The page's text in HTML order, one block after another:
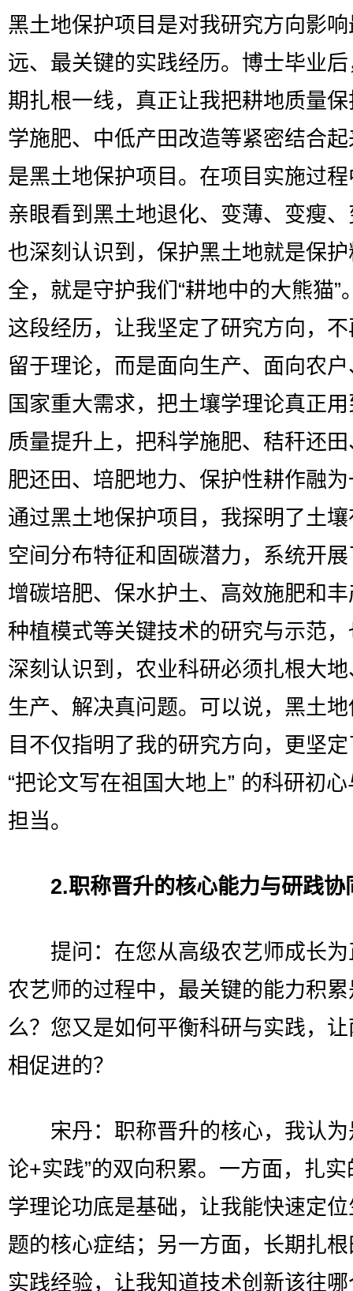
黑土地保护项目是对我研究方向影
远、最关键的实践经历。博士毕业
期扎根一线，真正让我把耕地质量
学施肥、中低产田改造等紧密结合
是黑土地保护项目。在项目实施过
亲眼看到黑土地退化、变薄、变瘦
也深刻认识到，保护黑土地就是保
全，就是守护我们“耕地中的大熊猫”
这段经历，让我坚定了研究方向，
留于理论，而是面向生产、面向农
国家重大需求，把土壤学理论真正
质量提升上，把科学施肥、秸秆还
肥还田、培肥地力、保护性耕作融
通过黑土地保护项目，我探明了土
空间分布特征和固碳潜力，系统开
增碳培肥、保水护土、高效施肥和
种植模式等关键技术的研究与示范
深刻认识到，农业科研必须扎根大
生产、解决真问题。可以说，黑土
目不仅指明了我的研究方向，更坚
“把论文写在祖国大地上” 的科研初
担当。
2.职称晋升的核心能力与研践协
提问：在您从高级农艺师成长为
农艺师的过程中，最关键的能力积
么？您又是如何平衡科研与实践，
相促进的？
宋丹：职称晋升的核心，我认为
论+实践”的双向积累。一方面，扎
学理论功底是基础，让我能快速定
题的核心症结；另一方面，长期扎
实践经验，让我知道技术创新该往